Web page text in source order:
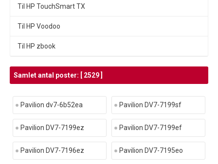
Til HP TouchSmart TX
Til HP Voodoo
Til HP zbook
Samlet antal poster: [ 2529 ]
Pavilion dv7-6b52ea Pavilion DV7-7199sf
Pavilion DV7-7199ez Pavilion DV7-7199ef
Pavilion DV7-7196ez Pavilion DV7-7195eo